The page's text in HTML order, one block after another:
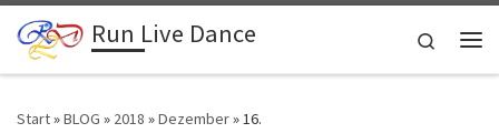
Zum Inhalt springen
Run Live Dance
Search
Start»BLOG » 2018 »Dezember»16.